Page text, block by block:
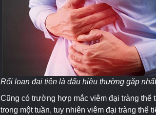
Rối loạn đại tiện là dấu hiệu thường gặp
Cũng có trường hợp mắc viêm đại tràng
trong một tuần, tuy nhiên viêm đại tràng thể